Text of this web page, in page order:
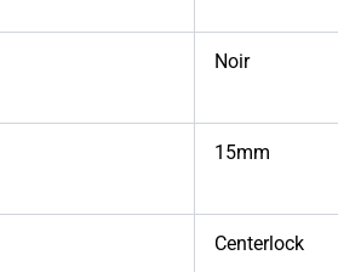
Noir
15mm
Centerlock